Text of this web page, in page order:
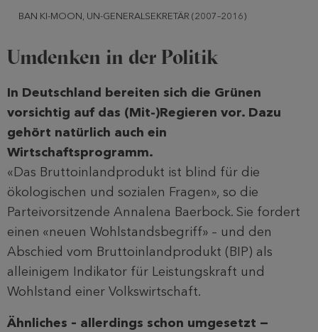
BAN KI-MOON, UN-GENERALSEKRETÄR (2007–2016)
Umdenken in der Politik
In Deutschland bereiten sich die Grünen
vorsichtig auf das (Mit-)Regieren vor. Dazu
gehört natürlich auch ein
Wirtschaftsprogramm.
«Das Bruttoinlandprodukt ist blind für die
ökologischen und sozialen Fragen», so die
Parteivorsitzende Annalena Baerbock. Sie fordert
einen «neuen Wohlstandsbegriff» – und den
Abschied vom Bruttoinlandprodukt (BIP) als
alleinigem Indikator für Leistungskraft und
Wohlstand einer Volkswirtschaft.
Ähnliches – allerdings schon umgesetzt −